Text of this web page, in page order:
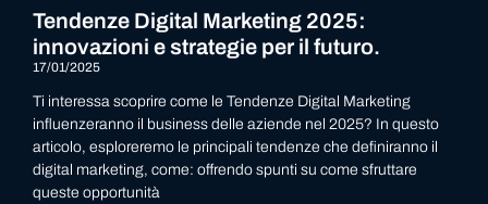
Tendenze Digital Marketing 2025:
innovazioni e strategie per il futuro.
17/01/2025
Ti interessa scoprire come le Tendenze Digital Marketing
influenzeranno il business delle aziende nel 2025? In questo
articolo, esploreremo le principali tendenze che definiranno il
digital marketing, come: offrendo spunti su come sfruttare
queste opportunità